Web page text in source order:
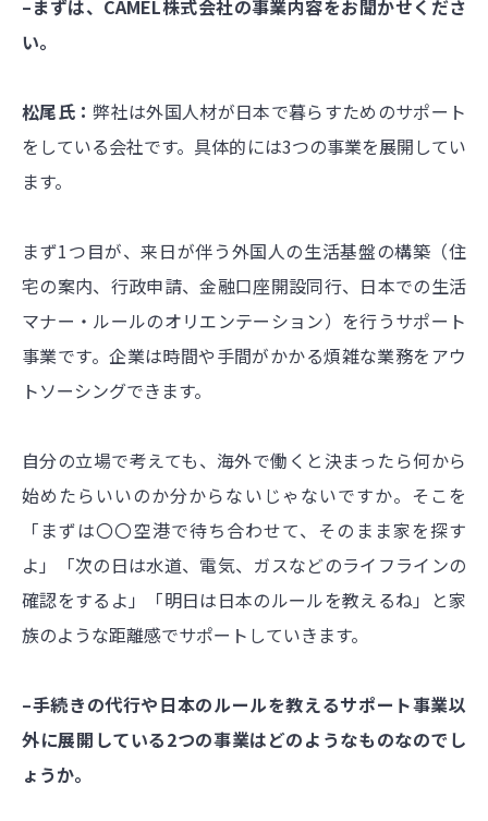
–まずは、CAMEL株式会社の事業内容をお聞かせくださ
い。
松尾氏：弊社は外国人材が日本で暮らすためのサポート
をしている会社です。具体的には3つの事業を展開してい
ます。
まず1つ目が、来日が伴う外国人の生活基盤の構築（住
宅の案内、行政申請、金融口座開設同行、日本での生活
マナー・ルールのオリエンテーション）を行うサポート
事業です。企業は時間や手間がかかる煩雑な業務をアウ
トソーシングできます。
自分の立場で考えても、海外で働くと決まったら何から
始めたらいいのか分からないじゃないですか。そこを
「まずは〇〇空港で待ち合わせて、そのまま家を探す
よ」「次の日は水道、電気、ガスなどのライフラインの
確認をするよ」「明日は日本のルールを教えるね」と家
族のような距離感でサポートしていきます。
–手続きの代行や日本のルールを教えるサポート事業以
外に展開している2つの事業はどのようなものなのでし
ょうか。